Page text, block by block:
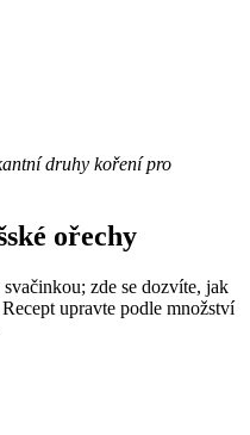
druhy koření pro
ořechy
zde se dozvíte, jak
upravte podle množství